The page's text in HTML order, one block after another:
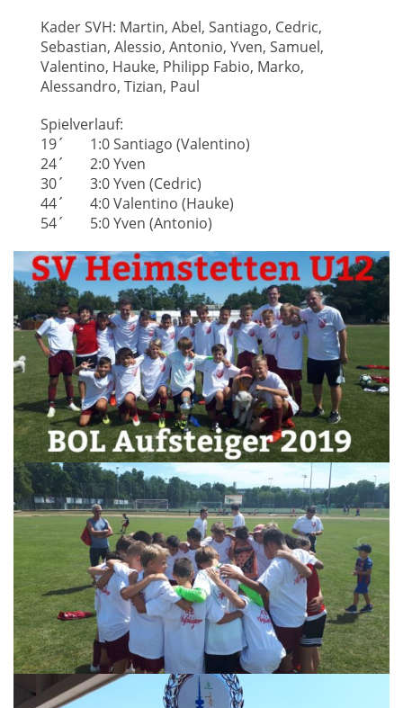
Kader SVH: Martin, Abel, Santiago, Cedric,
Sebastian, Alessio, Antonio, Yven, Samuel,
Valentino, Hauke, Philipp Fabio, Marko,
Alessandro, Tizian, Paul
Spielverlauf:
19´ 1:0 Santiago (Valentino)
24´ 2:0 Yven
30´ 3:0 Yven (Cedric)
44´ 4:0 Valentino (Hauke)
54´ 5:0 Yven (Antonio)